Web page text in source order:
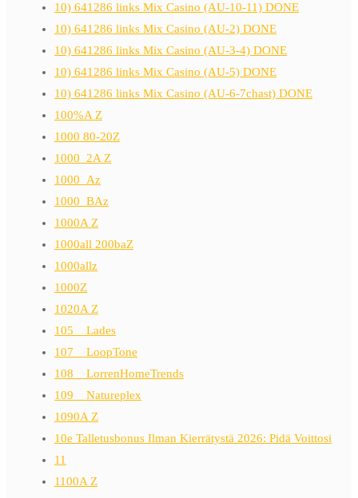
10) 641286 links Mix Casino (AU-10-11) DONE
10) 641286 links Mix Casino (AU-2) DONE
10) 641286 links Mix Casino (AU-3-4) DONE
10) 641286 links Mix Casino (AU-5) DONE
10) 641286 links Mix Casino (AU-6-7chast) DONE
100%A Z
1000 80-20Z
1000_2A Z
1000_Az
1000_BAz
1000A Z
1000all 200baZ
1000allz
1000Z
1020A Z
105__Lades
107__LoopTone
108__LorrenHomeTrends
109__Natureplex
1090A Z
10e Talletusbonus Ilman Kierrätystä 2026: Pidä Voittosi
11
1100A Z